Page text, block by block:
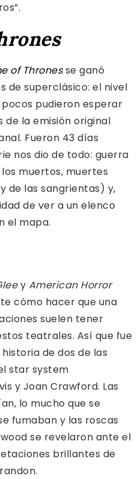
of Thronesse ganó
de superclásico: el nivel
pudieron esperar
de la emisión original
Fueron 43 días
nos dio de todo: guerra
muertos, muertes
de las sangrientas) y,
de ver a un elenco
el mapa.
y American Horror
cómo hacer que una
suelen tener
teatrales. Así que fue
de dos de las
star system
y Joan Crawford. Las
lo mucho que se
fumaban y las roscas
se revelaron ante el
brillantes de